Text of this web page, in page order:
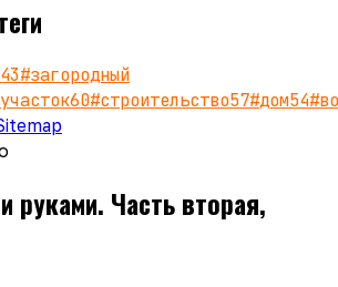
#загородный
участок60#строительство57#дом54#
руками. Часть вторая,